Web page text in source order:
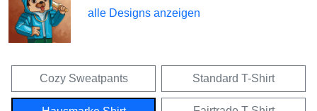
alle Designs anzeigen
Cozy Sweatpants Standard T-Shirt